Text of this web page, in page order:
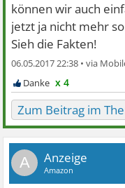
können wir auch
jetzt ja nicht mehr
Sieh die Fakten!
06.05.2017 22:38 •
x 4
Zum Beitrag im
A